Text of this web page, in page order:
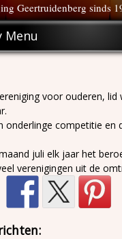
Geertruidenberg sinds
Menu
voor ouderen,
onderlinge competitie en
juli elk jaar het
verenigingen uit de